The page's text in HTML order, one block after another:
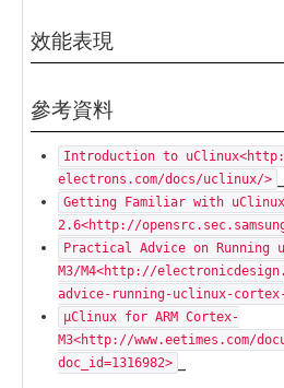
效能表現
參考資料
Introduction to
electrons.com/docs/uclinux/>
Getting Familiar with uClinux/
2.6<http://
Practical Advice on Running
M3/M4<http://
advice-running-uclinux-cortex-
µClinux for ARM Cortex-
M3<http://www.eetimes.com/
doc_id=1316982>